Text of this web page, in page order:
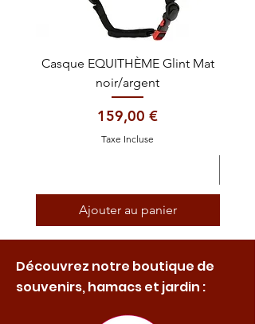
Casque EQUITHÈME Glint Mat
noir/argent
Prix
159,00 €
Taxe Incluse
Ajouter au panier
Découvrez notre boutique de
souvenirs, hamacs et jardin :